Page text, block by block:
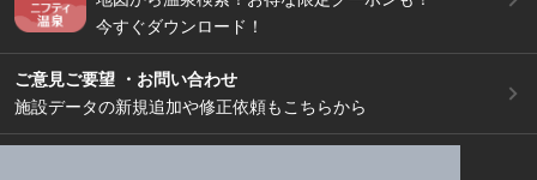
今すぐダウンロード！
ご意見ご要望 ・お問い合わせ
施設データの新規追加や修正依頼もこちらから